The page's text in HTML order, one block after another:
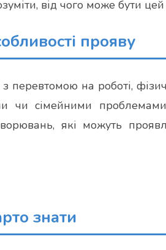
від чого може бути цей
прояву
з перевтомою на роботі,
чи сімейними
які можуть
знати